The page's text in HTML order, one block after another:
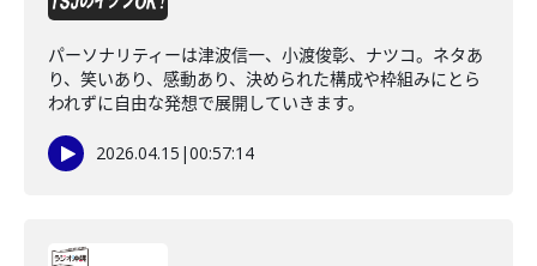
パーソナリティーは津波信一、小渡俊彰、ナツコ。ネタあ
り、笑いあり、感動あり、決められた構成や枠組みにとら
われずに自由な発想で展開していきます。
2026.04.15 |00:57:14